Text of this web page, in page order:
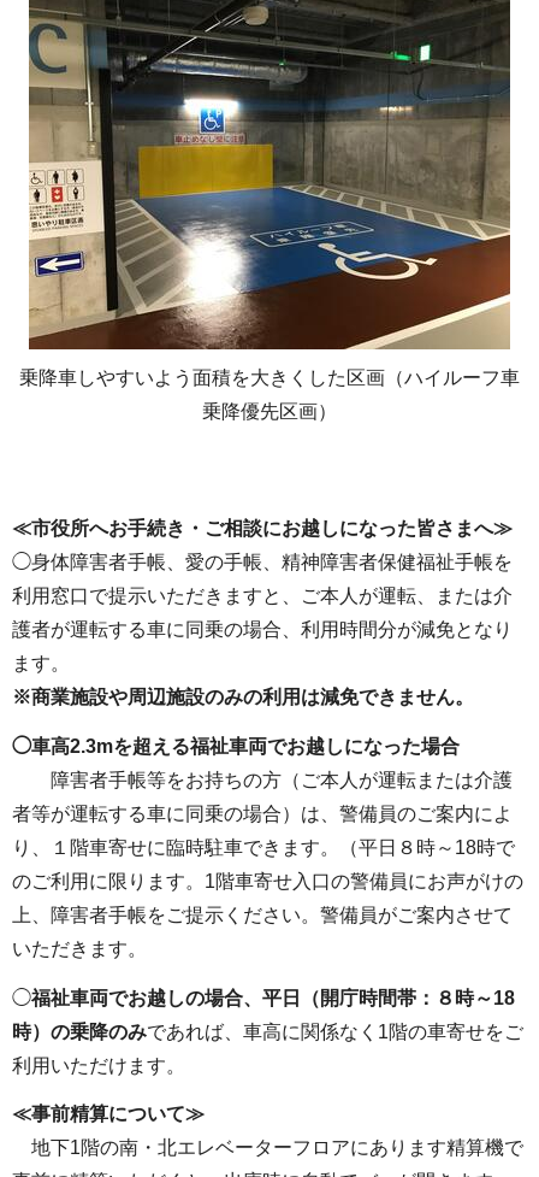
乗降車しやすいよう面積を大きくした区画（ハイルーフ車
乗降優先区画）
≪市役所へお手続き・ご相談にお越しになった皆さまへ≫
◯身体障害者手帳、愛の手帳、精神障害者保健福祉手帳を
利用窓口で提示いただきますと、ご本人が運転、または介
護者が運転する車に同乗の場合、利用時間分が減免となり
ます。
※商業施設や周辺施設のみの利用は減免できません。
◯車高2.3mを超える福祉車両でお越しになった場合
障害者手帳等をお持ちの方（ご本人が運転または介護
者等が運転する車に同乗の場合）は、警備員のご案内によ
り、１階車寄せに臨時駐車できます。（平日８時～18時で
のご利用に限ります。1階車寄せ入口の警備員にお声がけの
上、障害者手帳をご提示ください。警備員がご案内させて
いただきます。
◯福祉車両でお越しの場合、平日（開庁時間帯：８時～18
時）の乗降のみであれば、車高に関係なく1階の車寄せをご
利用いただけます。
≪事前精算について≫
地下1階の南・北エレベーターフロアにあります精算機で